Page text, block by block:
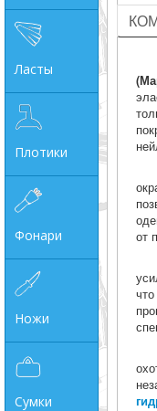
до
грн
Ласты
Плотики
Фонари
Ножи
Сумки
от